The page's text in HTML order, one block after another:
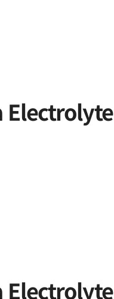
Electrolyte
Electrolyte